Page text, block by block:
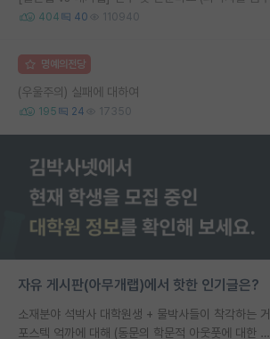
404 40 110940
명예의전당
(우울주의) 실패에 대하여
195 24 17350
자유 게시판(아무개랩)에서 핫한 인기글은?
소재분야 석박사 대학원생 + 물박사들이 착각하는 거
포스텍 억까에 대해 (동문의 학문적 아웃풋에 대한 반박)